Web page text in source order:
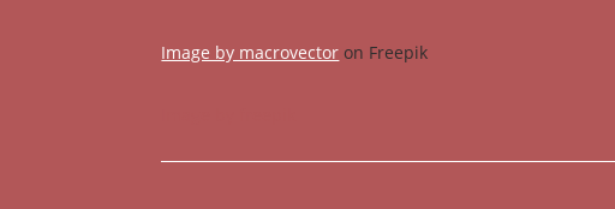
Image by macrovector on Freepik